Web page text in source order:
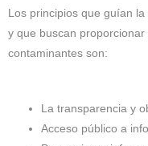
Los principios que guían
y que buscan
contaminantes son:
La transparencia y
Acceso público a